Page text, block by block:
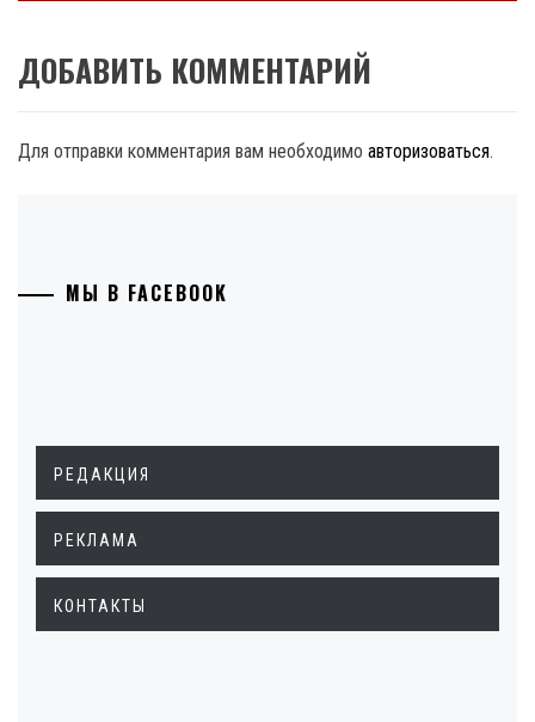
ДОБАВИТЬ КОММЕНТАРИЙ
Для отправки комментария вам необходимо авторизоваться.
МЫ В FACEBOOK
РЕДАКЦИЯ
РЕКЛАМА
КОНТАКТЫ